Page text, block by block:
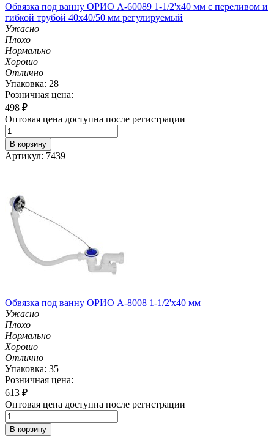
Обвязка под ванну ОРИО А-60089 1-1/2'х40 мм с переливом и
гибкой трубой 40х40/50 мм регулируемый
Ужасно
Плохо
Нормально
Хорошо
Отлично
Упаковка: 28
Розничная цена:
498 ₽
Оптовая цена доступна после регистрации
В корзину
Артикул: 7439
Обвязка под ванну ОРИО А-8008 1-1/2'х40 мм
Ужасно
Плохо
Нормально
Хорошо
Отлично
Упаковка: 35
Розничная цена:
613 ₽
Оптовая цена доступна после регистрации
В корзину